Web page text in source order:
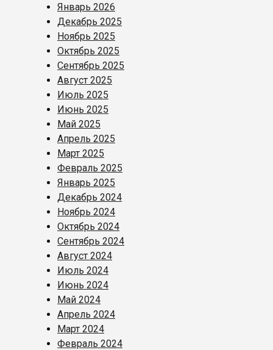
Январь 2026
Декабрь 2025
Ноябрь 2025
Октябрь 2025
Сентябрь 2025
Август 2025
Июль 2025
Июнь 2025
Май 2025
Апрель 2025
Март 2025
Февраль 2025
Январь 2025
Декабрь 2024
Ноябрь 2024
Октябрь 2024
Сентябрь 2024
Август 2024
Июль 2024
Июнь 2024
Май 2024
Апрель 2024
Март 2024
Февраль 2024